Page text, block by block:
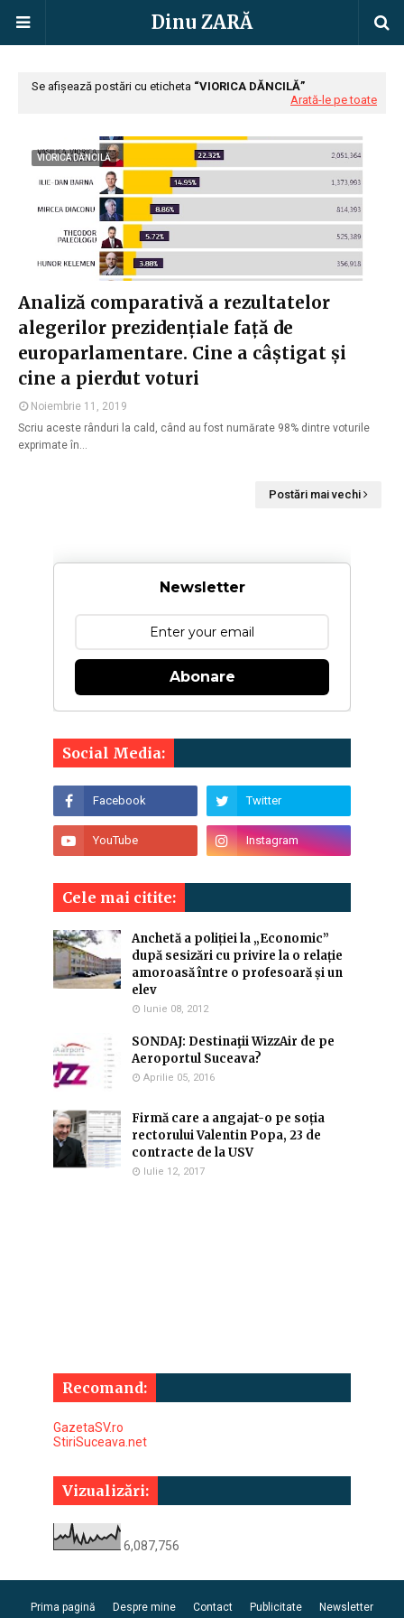
Dinu ZARĂ
Se afișează postări cu eticheta VIORICA DĂNCILĂ
Arată-le pe toate
VIORICA DĂNCILĂ
Analiză comparativă a rezultatelor
alegerilor prezidențiale față de
europarlamentare. Cine a câștigat și
cine a pierdut voturi
Noiembrie 11, 2019
Scriu aceste rânduri la cald, când au fost numărate 98% dintre voturile
exprimate în…
Postări mai vechi
Newsletter
Abonare
Social Media:
Cele mai citite:
Anchetă a poliției la „Economic”
după sesizări cu privire la o relație
amoroasă între o profesoară și un
elev
Iunie 08, 2012
SONDAJ: Destinaţii WizzAir de pe
Aeroportul Suceava?
Aprilie 05, 2016
Firmă care a angajat-o pe soția
rectorului Valentin Popa, 23 de
contracte de la USV
Iulie 12, 2017
Recomand:
GazetaSV.ro
StiriSuceava.net
Vizualizări:
6,087,756
Prima pagină Despre mine Contact Publicitate Newsletter